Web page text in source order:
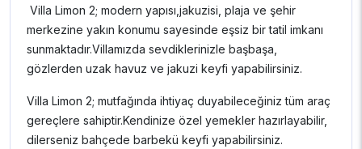
Villa Limon 2; modern yapısı,jakuzisi, plaja ve şehir
merkezine yakın konumu sayesinde eşsiz bir tatil imkanı
sunmaktadır.Villamızda sevdiklerinizle başbaşa,
gözlerden uzak havuz ve jakuzi keyfi yapabilirsiniz.
Villa Limon 2; mutfağında ihtiyaç duyabileceğiniz tüm araç
gereçlere sahiptir.Kendinize özel yemekler hazırlayabilir,
dilerseniz bahçede barbekü keyfi yapabilirsiniz.